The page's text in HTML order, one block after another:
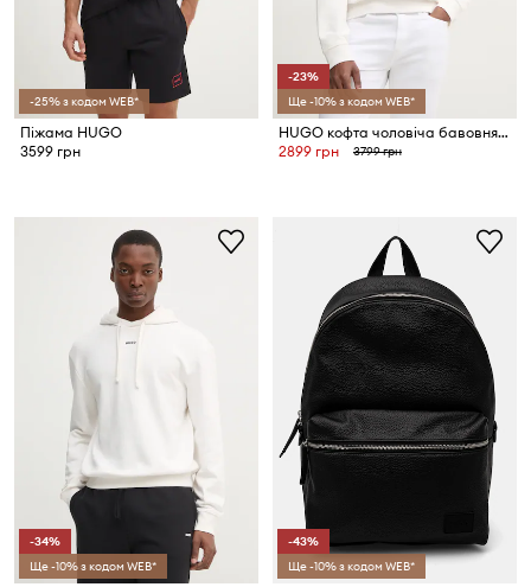
-25% з кодом WEB*
Піжама HUGO
3599 грн
-23%
Ще -10% з кодом WEB*
HUGO кофта чоловіча бавовняна Dapocrew
2899 грн
3799 грн
-34%
Ще -10% з кодом WEB*
-43%
Ще -10% з кодом WEB*